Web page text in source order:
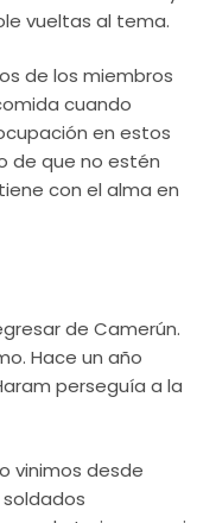
vueltas al tema.
de los miembros
cuando
en estos
de que no estén
con el alma en
de Camerún.
Hace un año
perseguía a la
vinimos desde